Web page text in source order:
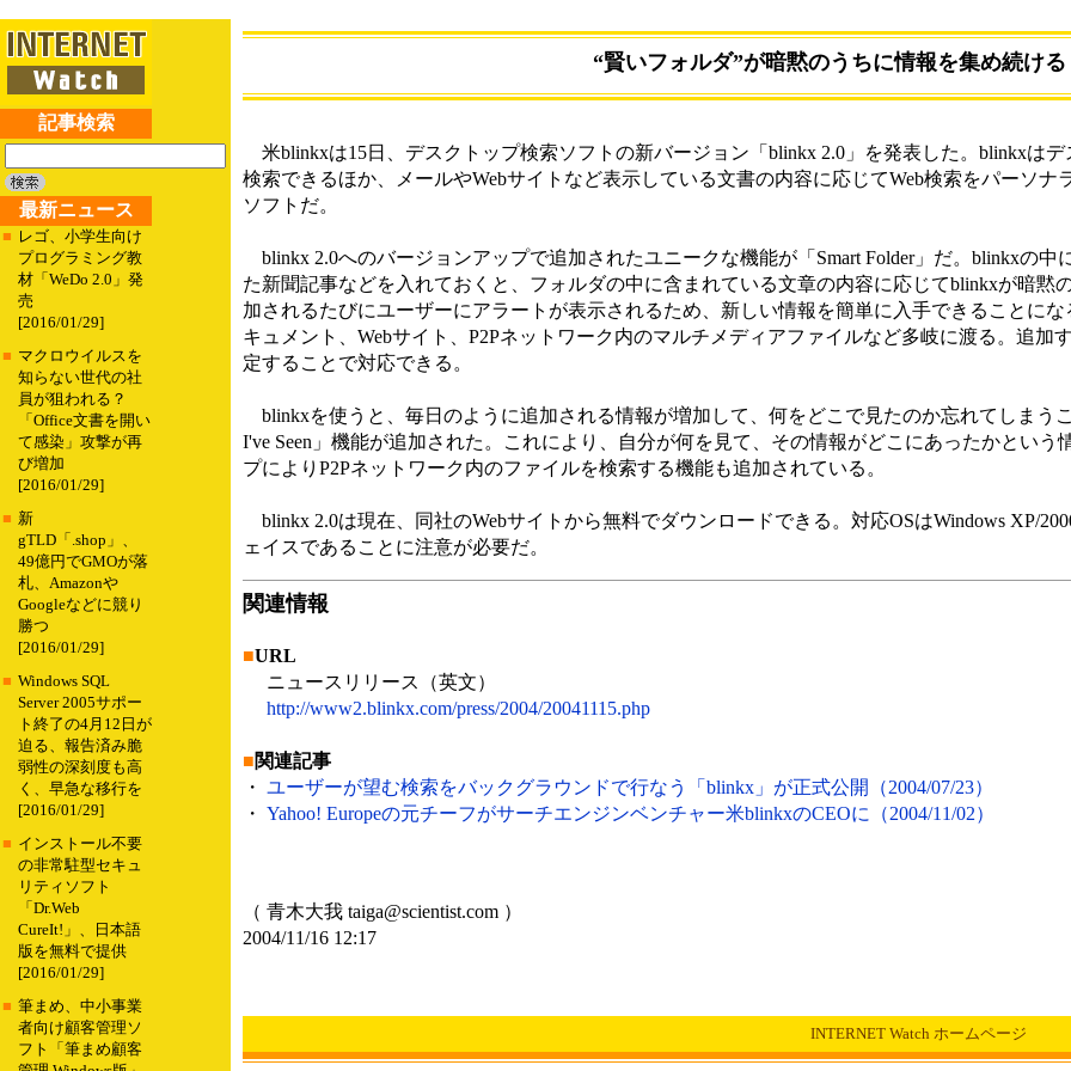
記事検索
最新ニュース
■ レゴ、小学生向け
プログラミング教
材「WeDo 2.0」発
売
[2016/01/29]
■ マクロウイルスを
知らない世代の社
員が狙われる？
「Office文書を開い
て感染」攻撃が再
び増加
[2016/01/29]
■ 新
gTLD「.shop」、
49億円でGMOが落
札、Amazonや
Googleなどに競り
勝つ
[2016/01/29]
■ Windows SQL
Server 2005サポー
ト終了の4月12日が
迫る、報告済み脆
弱性の深刻度も高
く、早急な移行を
[2016/01/29]
■ インストール不要
の非常駐型セキュ
リティソフト
「Dr.Web
CureIt!」、日本語
版を無料で提供
[2016/01/29]
■ 筆まめ、中小事業
者向け顧客管理ソ
フト「筆まめ顧客
“賢いフォルダ”が暗黙のうちに情報を集め続け
米blinkxは15日、デスクトップ検索ソフトの新バージョン「blinkx 2.0」を発表した。blinkxは
検索できるほか、メールやWebサイトなど表示している文書の内容に応じてWeb検索をパーソ
ソフトだ。
blinkx 2.0へのバージョンアップで追加されたユニークな機能が「Smart Folder」だ。blinkxの中
た新聞記事などを入れておくと、フォルダの中に含まれている文章の内容に応じてblinkxが暗
加されるたびにユーザーにアラートが表示されるため、新しい情報を簡単に入手できることに
キュメント、Webサイト、P2Pネットワーク内のマルチメディアファイルなど多岐に渡る。追
定することで対応できる。
blinkxを使うと、毎日のように追加される情報が増加して、何をどこで見たのか忘れてしまう
I've Seen」機能が追加された。これにより、自分が何を見て、その情報がどこにあったかとい
プによりP2Pネットワーク内のファイルを検索する機能も追加されている。
blinkx 2.0は現在、同社のWebサイトから無料でダウンロードできる。対応OSはWindows XP/
ェイスであることに注意が必要だ。
関連情報
■URL
ニュースリリース（英文）
http://www2.blinkx.com/press/2004/20041115.php
■関連記事
・ ユーザーが望む検索をバックグラウンドで行なう「blinkx」が正式公開（2004/07/23）
・ Yahoo! Europeの元チーフがサーチエンジンベンチャー米blinkxのCEOに（2004/11/02）
（ 青木大我 taiga@scientist.com ）
2004/11/16 12:17
INTERNET Watch ホームページ